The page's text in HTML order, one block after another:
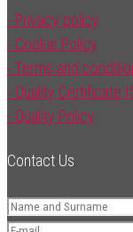
- Privacy policy
- Cookie Policy
- Terms and
- Quality Certificate
- Quality Policy
Contact Us